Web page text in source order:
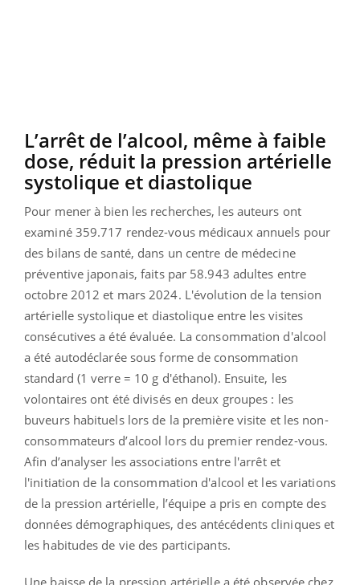
L’arrêt de l’alcool, même à faible
dose, réduit la pression artérielle
systolique et diastolique
Pour mener à bien les recherches, les auteurs ont
examiné 359.717 rendez-vous médicaux annuels pour
des bilans de santé, dans un centre de médecine
préventive japonais, faits par 58.943 adultes entre
octobre 2012 et mars 2024. L'évolution de la tension
artérielle systolique et diastolique entre les visites
consécutives a été évaluée. La consommation d'alcool
a été autodéclarée sous forme de consommation
standard (1 verre = 10 g d'éthanol). Ensuite, les
volontaires ont été divisés en deux groupes : les
buveurs habituels lors de la première visite et les non-
consommateurs d’alcool lors du premier rendez-vous.
Afin d’analyser les associations entre l'arrêt et
l'initiation de la consommation d'alcool et les variations
de la pression artérielle, l’équipe a pris en compte des
données démographiques, des antécédents cliniques et
les habitudes de vie des participants.
Une baisse de la pression artérielle a été observée chez